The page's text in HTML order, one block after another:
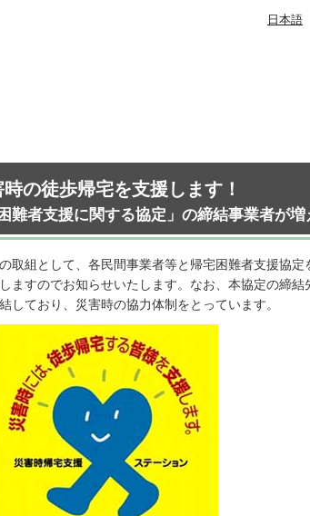
日本語
時の徒歩帰宅を支援します！
難者支援に関する協定」の締結事業者が増
取組として、各民間事業者等と帰宅困難者支援協定
すのでお知らせいたします。なお、本協定の締結
ており、災害時の協力体制をとっています。